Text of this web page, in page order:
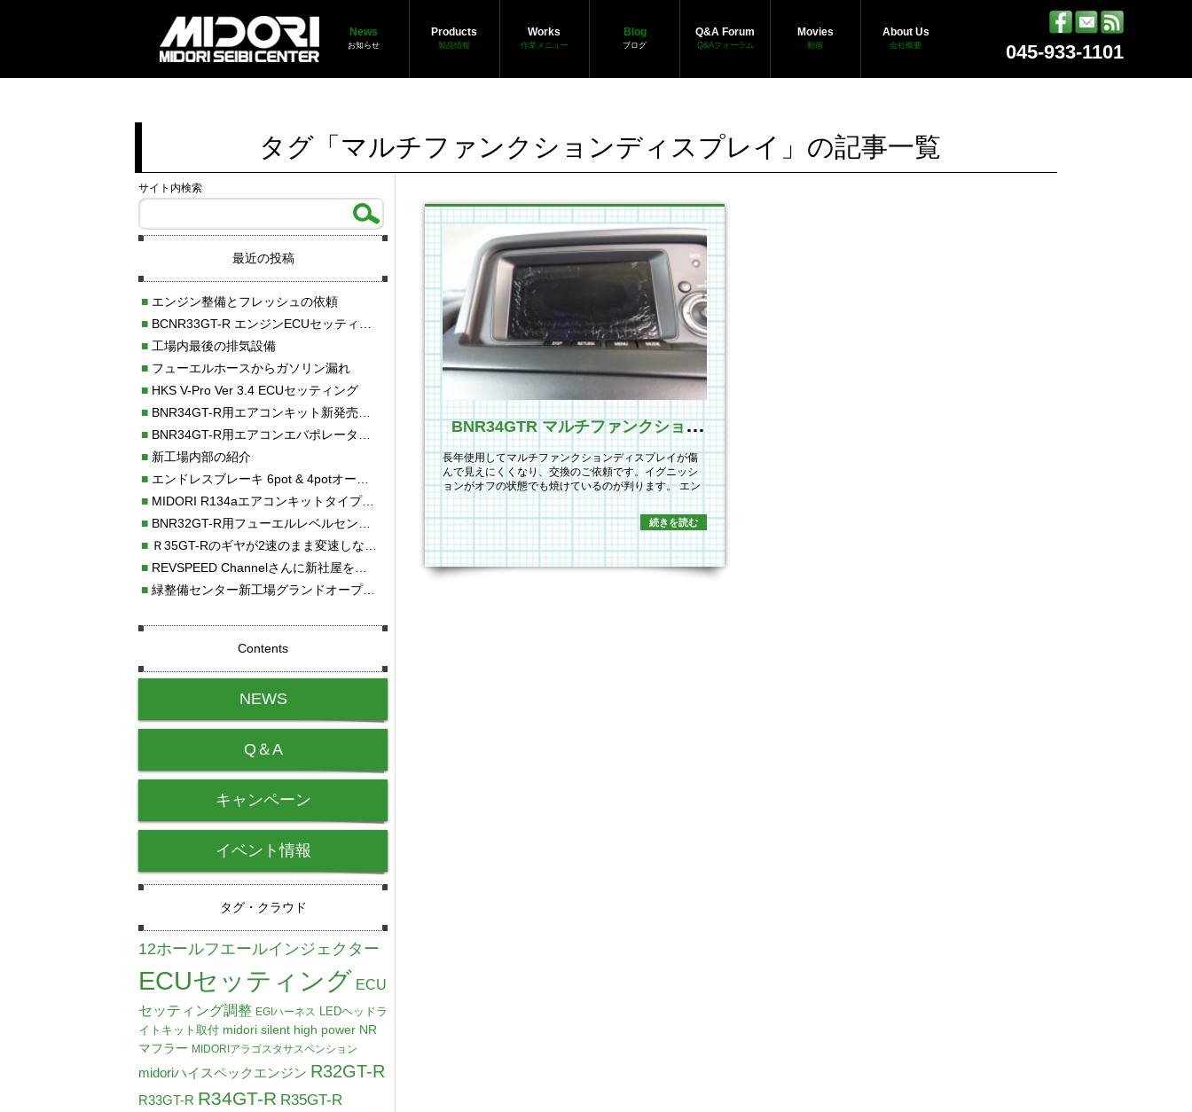
News
お知らせ
Products
製品情報
Works
作業メニュー
Blog
ブログ
Q&A Forum
Q&Aフォーラム
Movies
動画
About Us
会社概要 045-933-1101
タグ「マルチファンクションディスプレイ」の記事一覧
B
NR34GTR マルチファンクションディスプレイ
長年使用してマルチファンクションディスプレイが傷
んで見えにくくなり、交換のご依頼です。イグニッシ
ョンがオフの状態でも焼けているのが判ります。 エン
ジン…
続きを読む
サイト内検索
最近の投稿
■エンジン整備とフレッシュの依頼
■BCNR33GT-R エンジンECUセッティング調整
■工場内最後の排気設備
■フューエルホースからガソリン漏れ
■HKS V-Pro Ver 3.4 ECUセッティング
■BNR34GT-R用エアコンキット新発売！！
■BNR34GT-R用エアコンエバポレーターを新発売！！
■新工場内部の紹介
■エンドレスブレーキ 6pot & 4potオーバーホール
■MIDORI R134aエアコンキットタイプⅡ取り付け
■BNR32GT-R用フューエルレベルセンサー新発売！！
■Ｒ35GT-Rのギヤが2速のまま変速しない！！
■REVSPEED Channelさんに新社屋を紹介していただきました!!
■緑整備センター新工場グランドオープン・続報
Contents
NEWS
Q＆A
キャンペーン
イベント情報
タグ・クラウド
12ホールフエールインジェクター
ECUセッティング ECU
セッティング調整 EGIハーネス LEDヘッドラ
イトキット取付 midori silent high power NR
マフラー MIDORIアラゴスタサスペンション
midoriハイスペックエンジン R32GT-R
R33GT-R R34GT-R R35GT-R